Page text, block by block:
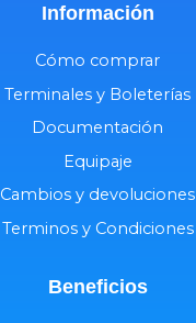
Información
Cómo comprar
Terminales y Boleterías
Documentación
Equipaje
Cambios y devoluciones
Terminos y Condiciones
Beneficios